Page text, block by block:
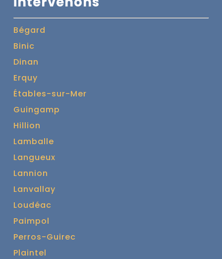
Bégard
Binic
Dinan
Erquy
Étables-sur-Mer
Guingamp
Hillion
Lamballe
Langueux
Lannion
Lanvallay
Loudéac
Paimpol
Perros-Guirec
Plaintel